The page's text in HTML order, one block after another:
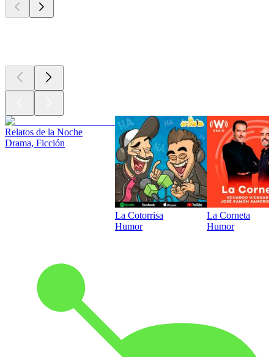
Relatos de la Noche
Drama, Ficción
La Cotorrisa
Humor
La Corneta
Humor